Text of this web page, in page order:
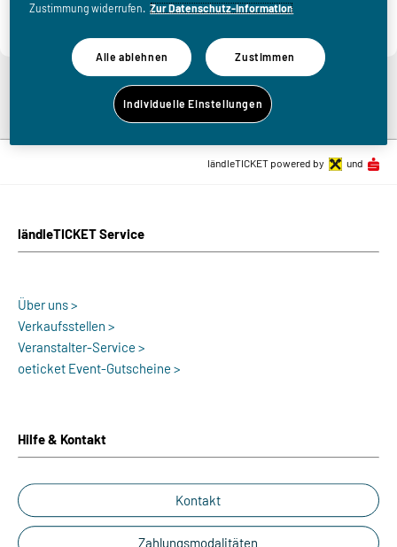
Zurück zur Eventliste
ländleTICKET Service
Über uns >
Verkaufsstellen >
Veranstalter-Service >
oeticket Event-Gutscheine >
Hilfe & Kontakt
Kontakt
Zahlungsmodalitäten
ländleTICKET powered by und
Zustimmung widerrufen. Zur Datenschutz-Information
Alle ablehnen Zustimmen
Individuelle Einstellungen